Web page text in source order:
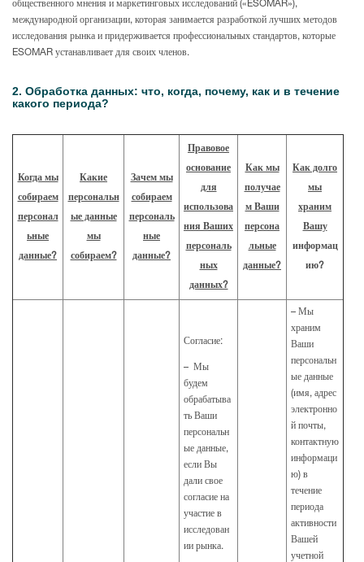
общественного мнения и маркетинговых исследований («ESOMAR»),
международной организации, которая занимается разработкой лучших методов
исследования рынка и придерживается профессиональных стандартов, которые
ESOMAR устанавливает для своих членов.
2. Обработка данных: что, когда, почему, как и в течение
какого периода?
Когда мы
собираем
персонал
ьные
данные?
Какие
персональн
ые данные
мы
собираем?
Зачем мы
собираем
персональ
ные
данные?
Правовое
основание
для
использова
ния Ваших
персональ
ных
данных?
Как мы
получае
м Ваши
персона
льные
данные?
Как долго
мы
храним
Вашу
информац
ию?
Согласие:
– Мы
будем
обрабатыва
ть Ваши
персональн
ые данные,
если Вы
дали свое
согласие на
участие в
исследован
ии рынка.
– Мы
храним
Ваши
персональн
ые данные
(имя, адрес
электронно
й почты,
контактную
информаци
ю) в
течение
периода
активности
Вашей
учетной